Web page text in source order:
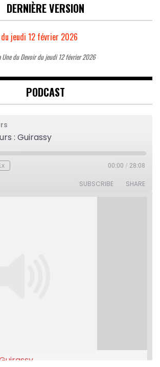
DERNIÈRE VERSION
Une du Devoir du jeudi 12 février 2026
PODCAST
: Guirassy
00:00 / 28:08
SUBSCRIBE SHARE